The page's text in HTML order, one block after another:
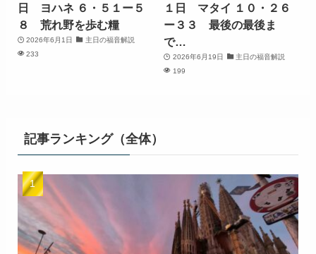
日 ヨハネ ６・５１ー５
８ 荒れ野を歩む糧
2026年6月1日
主日の福音解説
233
１日 マタイ １０・２６
ー３３ 最後の最後ま
で…
2026年6月19日
主日の福音解説
199
記事ランキング（全体）